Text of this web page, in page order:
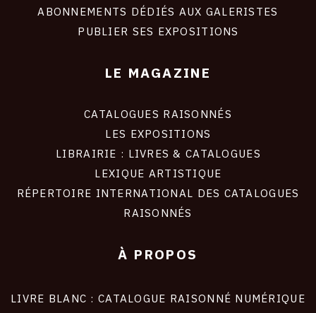
ABONNEMENTS DÉDIÉS AUX GALERISTES
PUBLIER SES EXPOSITIONS
LE MAGAZINE
CATALOGUES RAISONNÉS
LES EXPOSITIONS
LIBRAIRIE : LIVRES & CATALOGUES
LEXIQUE ARTISTIQUE
RÉPERTOIRE INTERNATIONAL DES CATALOGUES
RAISONNÉS
À PROPOS
LIVRE BLANC : CATALOGUE RAISONNÉ NUMÉRIQUE